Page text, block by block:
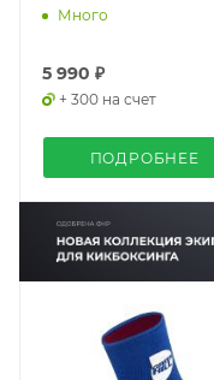
коричнево-табачные
Много
5 990 ₽
+ 300 на счет
ПОДРОБНЕЕ